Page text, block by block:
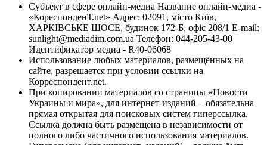
Субъект в сфере онлайн-медиа Название онлайн-медиа -
«КореспонденТ.net» Адрес: 02091, місто Київ,
ХАРКІВСЬКЕ ШОСЕ, будинок 172-Б, офіс 208/1 E-mail:
sunlight@mediadim.com.ua Телефон: 044-205-43-00
Идентификатор медиа - R40-06068
Использование любых материалов, размещённых на
сайте, разрешается при условии ссылки на
Корреспондент.net.
При копировании материалов со страницы «Новости
Украины и мира», для интернет-изданий – обязательна
прямая открытая для поисковых систем гиперссылка.
Ссылка должна быть размещена в независимости от
полного либо частичного использования материалов.